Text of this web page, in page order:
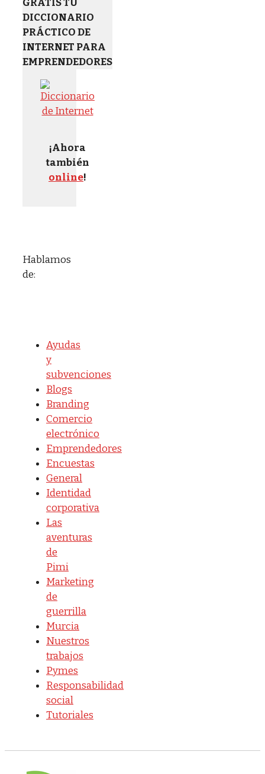
GRATIS TU
DICCIONARIO
PRÁCTICO DE
INTERNET PARA
EMPRENDEDORES
¡Ahora
también
online!
Hablamos
de:
Ayudas
y
subvenciones
Blogs
Branding
Comercio
electrónico
Emprendedores
Encuestas
General
Identidad
corporativa
Las
aventuras
de
Pimi
Marketing
de
guerrilla
Murcia
Nuestros
trabajos
Pymes
Responsabilidad
social
Tutoriales